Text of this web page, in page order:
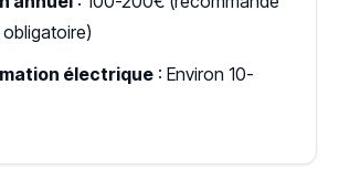
électrique : Environ 10-